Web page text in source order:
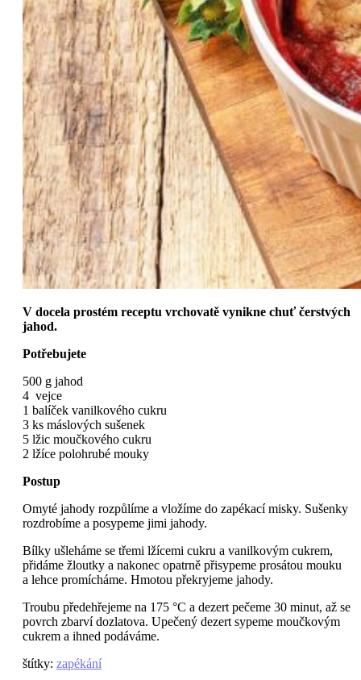
V docela prostém receptu vrchovatě vynikne chuť čerstvých
jahod.
Potřebujete
500 g jahod
4 vejce
1 balíček vanilkového cukru
3 ks máslových sušenek
5 lžic moučkového cukru
2 lžíce polohrubé mouky
Postup
Omyté jahody rozpůlíme a vložíme do zapékací misky. Sušenky
rozdrobíme a posypeme jimi jahody.
Bílky ušleháme se třemi lžícemi cukru a vanilkovým cukrem,
přidáme žloutky a nakonec opatrně přisypeme prosátou mouku
a lehce promícháme. Hmotou překryjeme jahody.
Troubu předehřejeme na 175 °C a dezert pečeme 30 minut, až se
povrch zbarví dozlatova. Upečený dezert sypeme moučkovým
cukrem a ihned podáváme.
štítky: zapékání